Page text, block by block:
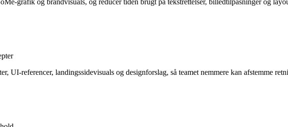
grafik og brandvisuals, og reducer tiden brugt på tekstrettelser, billedtilpasninger og
UI-referencer, landingssidevisuals og designforslag, så teamet nemmere kan afstemme